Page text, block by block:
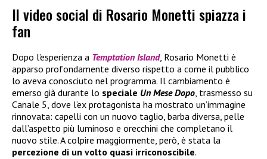
Il video social di Rosario Monetti spiazza i
fan
Dopo l’esperienza a Temptation Island, Rosario Monetti è
apparso profondamente diverso rispetto a come il pubblico
lo aveva conosciuto nel programma. Il cambiamento è
emerso già durante lo speciale Un Mese Dopo , trasmesso su
Canale 5, dove l’ex protagonista ha mostrato un’immagine
rinnovata: capelli con un nuovo taglio, barba diversa, pelle
dall’aspetto più luminoso e orecchini che completano il
nuovo stile. A colpire maggiormente, però, è stata la
percezione di un volto quasi irriconoscibile.